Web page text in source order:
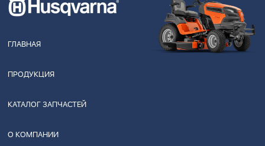
ГЛАВНАЯ
ПРОДУКЦИЯ
КАТАЛОГ ЗАПЧАСТЕЙ
О КОМПАНИИ